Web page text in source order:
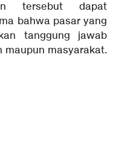
tersebut dapat
bahwa pasar yang
tanggung jawab
maupun masyarakat.